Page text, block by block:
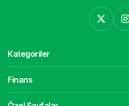
Kategoriler
Finans